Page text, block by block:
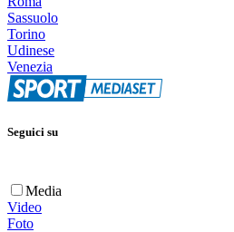
Sassuolo
Torino
Udinese
Venezia
Seguici su
Media
Video
Foto